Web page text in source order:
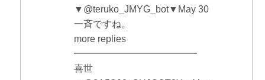
▼@teruko_JMYG_bot▼May 30
一斉ですね。
more replies
━━━━━━━━━━━━━
喜世